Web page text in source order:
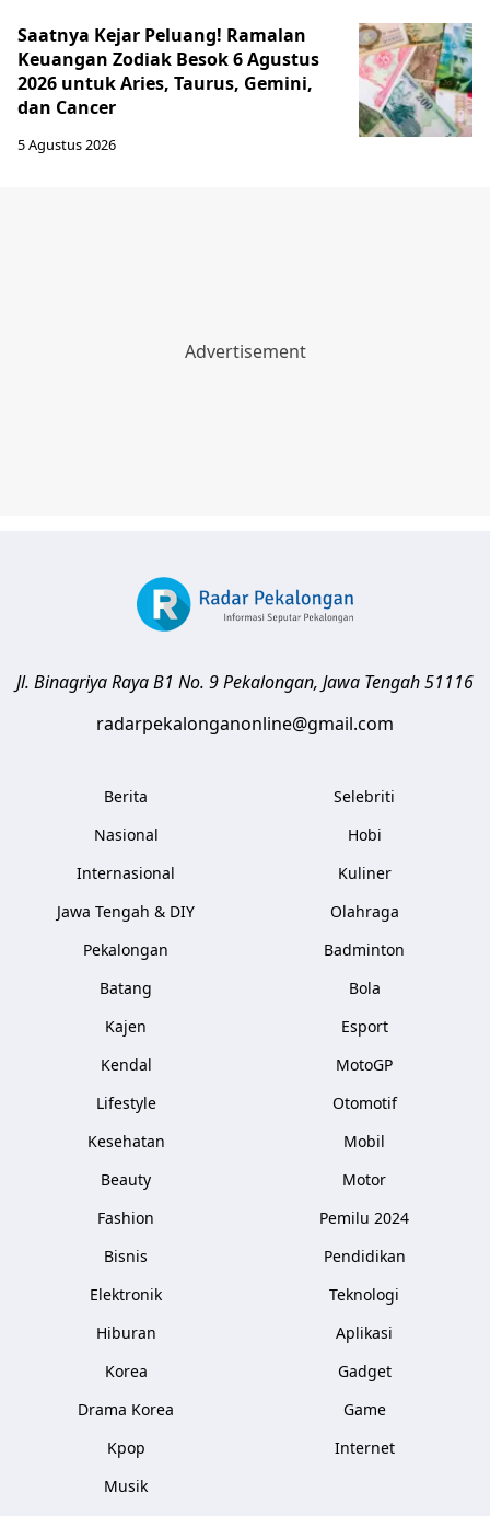
Saatnya Kejar Peluang! Ramalan
Keuangan Zodiak Besok 6 Agustus
2026 untuk Aries, Taurus, Gemini,
dan Cancer
5 Agustus 2026
Jl. Binagriya Raya B1 No. 9Pekalongan, Jawa Tengah51116
radarpekalonganonline@gmail.com
Berita
Nasional
Internasional
Jawa Tengah & DIY
Pekalongan
Batang
Kajen
Kendal
Lifestyle
Kesehatan
Beauty
Fashion
Bisnis
Elektronik
Hiburan
Korea
Drama Korea
Kpop
Musik
Selebriti
Hobi
Kuliner
Olahraga
Badminton
Bola
Esport
MotoGP
Otomotif
Mobil
Motor
Pemilu 2024
Pendidikan
Teknologi
Aplikasi
Gadget
Game
Internet